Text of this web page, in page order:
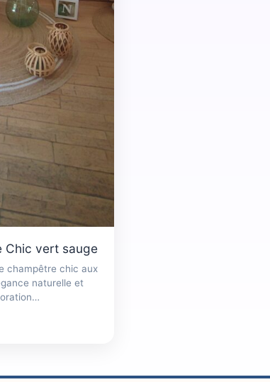
Chic vert sauge
champêtre chic aux
naturelle et